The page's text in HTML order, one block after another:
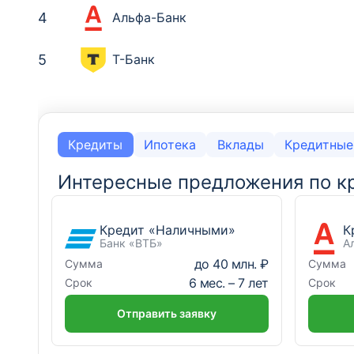
4 Альфа-Банк
5 Т-Банк
1
Т-Банк
1
Т-Банк
Газпромбанк
Кредиты Ипотека Вклады
Интересные предложения по
Кредит «Наличными»
Банк «ВТБ»
Сумма
до 40 млн. ₽
Срок 6 мес. – 7лет
Отправить заявку
Сумма
Срок